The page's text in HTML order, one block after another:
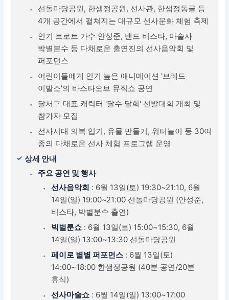
선돌마당공원, 한샘정공원, 선사관, 한샘정동굴 등
4개 공간에서 펼쳐지는 대규모 선사문화 체험 축제
인기 트로트 가수 안성준, 밴드 비스타, 마술사
박별분수 등 다채로운 출연진의 선사음악회 및
퍼포먼스
어린이들에게 인기 높은 애니메이션 '브레드
이발소'의 바스타오브 뮤직쇼 공연
달서구 대표 캐릭터 '달수‧달희' 선발대회 개최 및
참가자 모집
선사시대 의복 입기, 유물 만들기, 워터놀이 등 30여
종의 다채로운 선사 체험 프로그램 운영
상세 안내
주요 공연 및 행사
선사음악회 : 6월 13일(토) 19:30~21:10, 6월
14일(일) 19:00~21:00 선돌마당공원 (안성준,
비스타, 박별분수 출연)
빅벌룬쇼 : 6월 13일(토) 15:00~15:30, 6월
14일(일) 13:00~13:30 선돌마당공원
페이로 별별 퍼포먼스 : 6월 13일(토)
14:00~18:00 한샘정공원 (40분 공연/20분
휴식)
선사마술쇼 : 6월 14일(일) 13:00~17:00